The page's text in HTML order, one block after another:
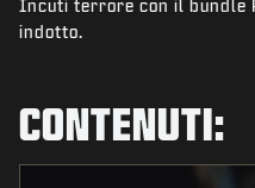
NOVITÀ
Incuti terrore con il bundle
indotto.
CONTENUTI: